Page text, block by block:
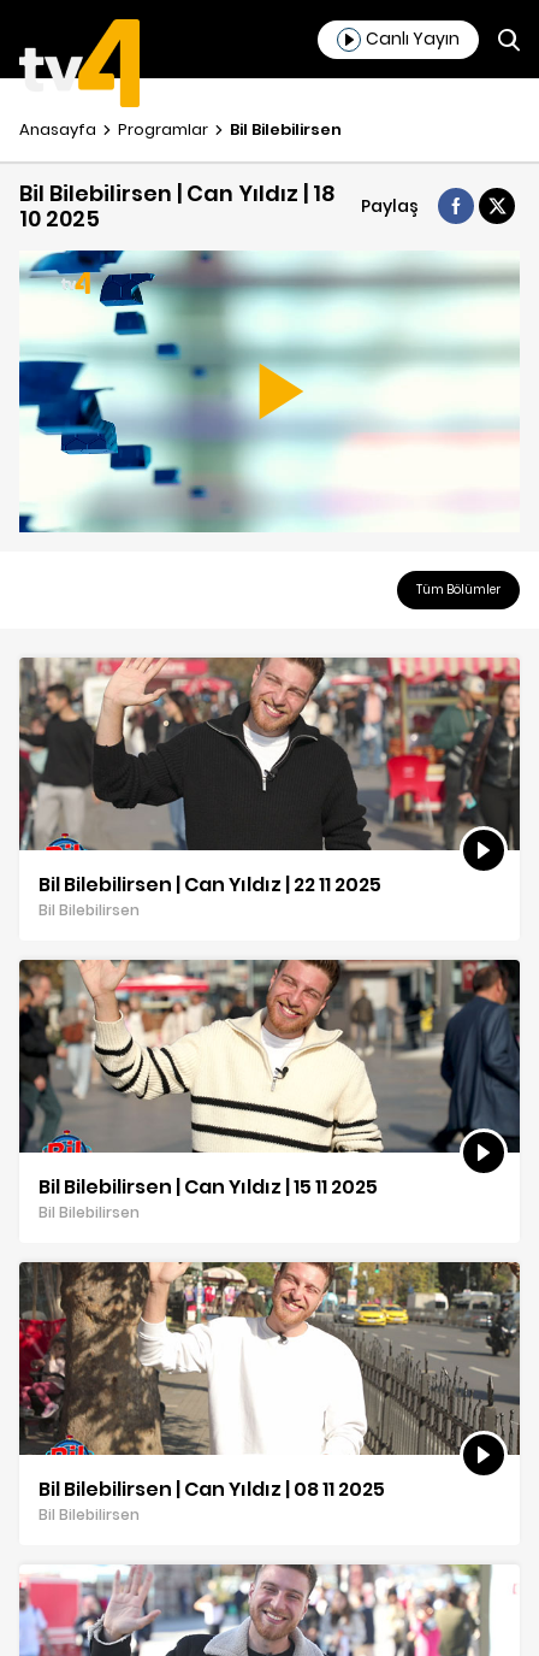
Canlı Yayın
Anasayfa Programlar Bil Bilebilirsen
Bil Bilebilirsen | Can Yıldız | 18
10 2025
Paylaş
Play
Video
Tüm Bölümler
Bil Bilebilirsen | Can Yıldız | 22 11 2025
Bil Bilebilirsen
Bil Bilebilirsen | Can Yıldız | 15 11 2025
Bil Bilebilirsen
Bil Bilebilirsen | Can Yıldız | 08 11 2025
Bil Bilebilirsen